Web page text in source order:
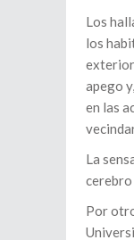
Los
los
exterior
apego
en las
La
cerebro
Por